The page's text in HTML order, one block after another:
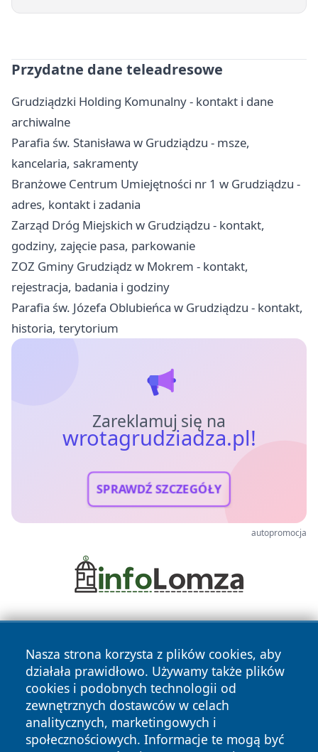
Przydatne dane teleadresowe
Grudziądzki Holding Komunalny - kontakt i dane
archiwalne
Parafia św. Stanisława w Grudziądzu - msze,
kancelaria, sakramenty
Branżowe Centrum Umiejętności nr 1 w Grudziądzu -
adres, kontakt i zadania
Zarząd Dróg Miejskich w Grudziądzu - kontakt,
godziny, zajęcie pasa, parkowanie
ZOZ Gminy Grudziądz w Mokrem - kontakt,
rejestracja, badania i godziny
Parafia św. Józefa Oblubieńca w Grudziądzu - kontakt,
historia, terytorium
Zareklamuj się na
wrotagrudziadza.pl!
SPRAWDŹ SZCZEGÓŁY
autopromocja
Nasza strona korzysta z plików cookies, aby
działała prawidłowo. Używamy także plików
cookies i podobnych technologii od
zewnętrznych dostawców w celach
analitycznych, marketingowych i
społecznościowych. Informacje te mogą być
Copyright © 2026 wrotagrudziadza.pl Wszystkie prawa
zastrzeżone.